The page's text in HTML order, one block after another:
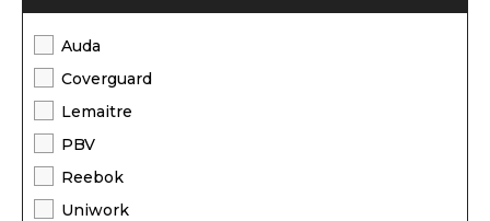
Auda
Coverguard
Lemaitre
PBV
Reebok
Uniwork